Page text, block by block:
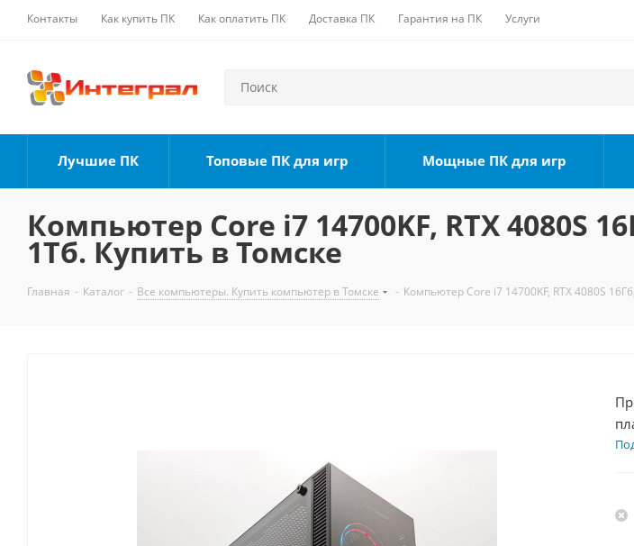
Контакты Как купить ПК Как оплатить ПК Доставка ПК Гарантия на ПК Услуги
Лучшие ПК Топовые ПК для игр Мощные ПК для игр
Компьютер Core i7 14700KF, RTX 4080S
1Тб. Купить в Томске
Главная - Каталог - Все компьютеры. Купить компьютер в Томске - Компьютер Core i7 14700KF, RTX 4080S